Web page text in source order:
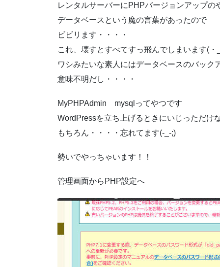
レンタルサーバーにPHPバージョンアップの
データベースという魔の言葉があったので
ビビリます・・・・
これ、壊すとすべてすっ飛んでしまいます(・
ワシみたいな素人にはデータベースのバック
意味不明だし・・・・
MyPHPAdmin mysqlってやつです
WordPressを立ち上げるときにいじっただけ
もちろん・・・・忘れてます(-_-;)
勢いでやっちゃいます！！
管理画面からPHP設定へ